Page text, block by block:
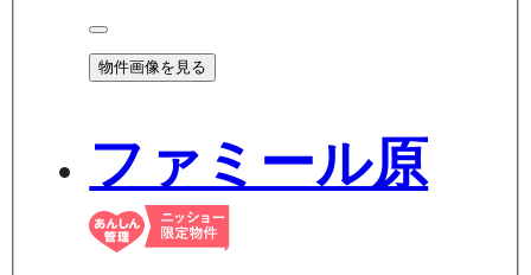
物件画像を見る
ファミール原